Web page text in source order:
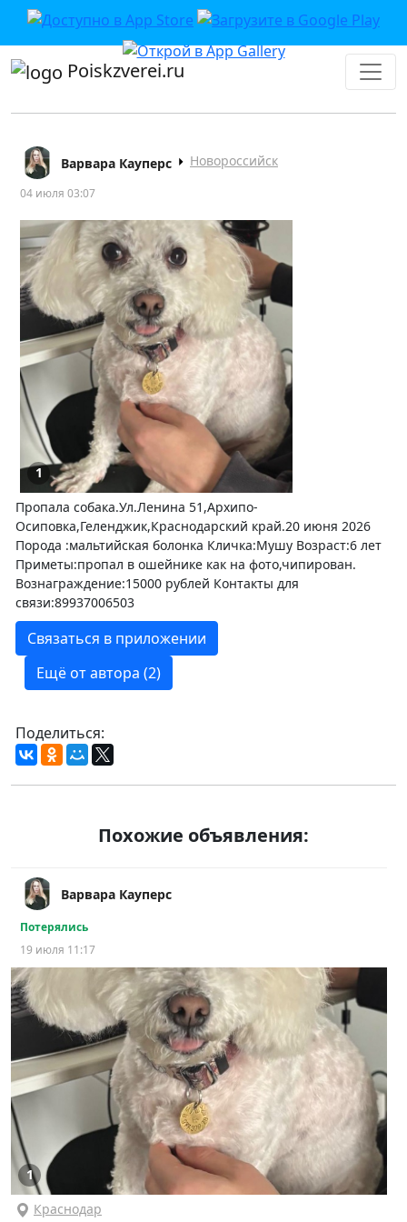
Poiskzverei.ru
Варвара Кауперс Новороссийск
04 июля 03:07
1
Пропала собака.Ул.Ленина 51,Архипо-
Осиповка,Геленджик,Краснодарский край.20 июня 2026
Порода :мальтийская болонка Кличка:Мушу Возраст:6 лет
Приметы:пропал в ошейнике как на фото,чипирован.
Вознаграждение:15000 рублей Контакты для
связи:89937006503
Связаться в приложении
Ещё от автора (2)
Поделиться:
Похожие объявления:
Варвара Кауперс
Потерялись
19 июля 11:17
1
Краснодар